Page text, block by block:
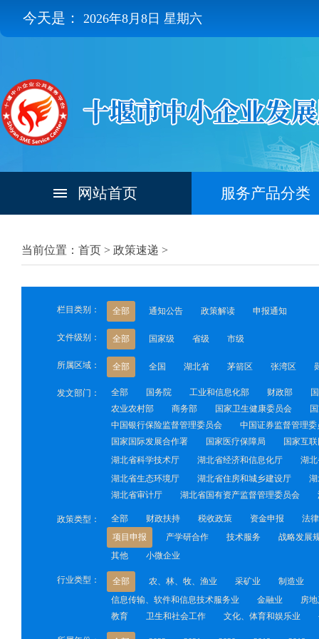
今天是： 2026年8月8日 星期六
网站首页 服务产品分类
当前位置：首页 > 政策速递 >
栏目类别： 全部 通知公告 政策解读 申报通知
文件级别： 全部 国家级 省级 市级
所属区域： 全部 全国 湖北省 茅箭区 张湾区
发文部门： 全部 国务院 工业和信息化部 财政部
农业农村部
商务部 国家卫生健康委员会
中国银行保险监督管理委员会
中国证券监督管理委
国家国际发展合作署
国家医疗保障局
国家互
湖北省科学技术厅
湖北省经济和信息化厅
湖
湖北省生态环境厅
湖北省住房和城乡建设厅
湖北省审计厅
湖北省国有资产监督管理委员会
政策类型： 全部 财政扶持 税收政策 资金申报
法
项目申报
产学研合作 技术服务
战略发展
其他
小微企业
行业类型： 全部 农、林、牧、渔业 采矿业
制造业
信息传输、软件和信息技术服务业
金融业
房
教育
卫生和社会工作 文化、体育和娱乐业